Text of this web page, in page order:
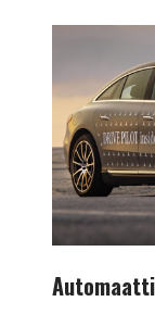
lähitulevaisuus